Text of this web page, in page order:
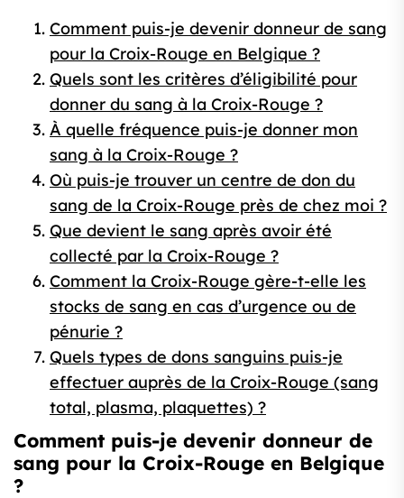
Comment puis-je devenir donneur de sang
pour la Croix-Rouge en Belgique ?
Quels sont les critères d’éligibilité pour
donner du sang à la Croix-Rouge ?
À quelle fréquence puis-je donner mon
sang à la Croix-Rouge ?
Où puis-je trouver un centre de don du
sang de la Croix-Rouge près de chez moi ?
Que devient le sang après avoir été
collecté par la Croix-Rouge ?
Comment la Croix-Rouge gère-t-elle les
stocks de sang en cas d’urgence ou de
pénurie ?
Quels types de dons sanguins puis-je
effectuer auprès de la Croix-Rouge (sang
total, plasma, plaquettes) ?
Comment puis-je devenir donneur de
sang pour la Croix-Rouge en Belgique
?